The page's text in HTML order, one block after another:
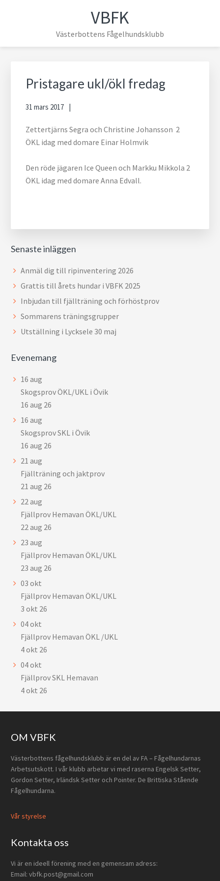
primära
VBFK
Västerbottens Fågelhundsklubb
Pristagare ukl/ökl fredag
31 mars 2017
Zettertjärns Segra och Christine Johansson 2
ÖKL idag med domare Einar Holmvik
Den röde jägaren Ice Queen och Markku Mikkola 2
ÖKL idag med domare Anna Edvall.
sidofält
Senaste inläggen
Anmäl dig till ripinventering 2026
Grattis till årets hundar i VBFK 2025
Inbjudan till fjällträning och förhöstprov
Sommarens träningsgrupper
Utställning i Lycksele 30 maj
Evenemang
16 aug
Skogsprov ÖKL/UKL i Övik
16 aug 26
16 aug
Skogsprov SKL i Övik
16 aug 26
21 aug
Fjällträning och jaktprov
21 aug 26
22aug
Fjällprov Hemavan ÖKL/UKL
22 aug 26
23 aug
Fjällprov Hemavan ÖKL/UKL
23 aug 26
03 okt
Fjällprov Hemavan ÖKL/UKL
3 okt 26
04okt
Fjällprov Hemavan ÖKL /UKL
4 okt 26
04okt
Fjällprov SKL Hemavan
4 okt 26
Footer
OM VBFK
Västerbottens fågelhundsklubb är en del av FA – Fågelhundarnas
Arbetsutskott. I vår klubb arbetar vi med raserna Engelsk Setter,
Gordon Setter, Irländsk Setter och Pointer. De Brittiska Stående
Fågelhundarna.
Vår styrelse
Kontakta oss
Vi är en ideell förening med en gemensam adress:
Email: vbfk.post@gmail.com